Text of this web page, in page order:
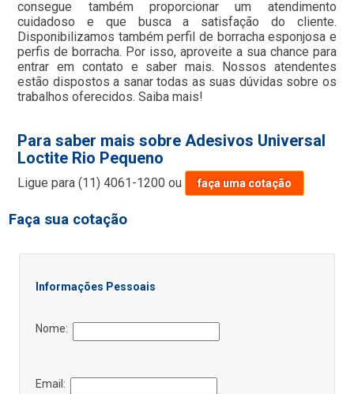
consegue também proporcionar um atendimento
cuidadoso e que busca a satisfação do cliente.
Disponibilizamos também perfil de borracha esponjosa e
perfis de borracha. Por isso, aproveite a sua chance para
entrar em contato e saber mais. Nossos atendentes
estão dispostos a sanar todas as suas dúvidas sobre os
trabalhos oferecidos. Saiba mais!
Para saber mais sobre Adesivos Universal
Loctite Rio Pequeno
Ligue para(11) 4061-1200 ou faça uma cotação
Faça sua cotação
Informações Pessoais
Nome:
Email: